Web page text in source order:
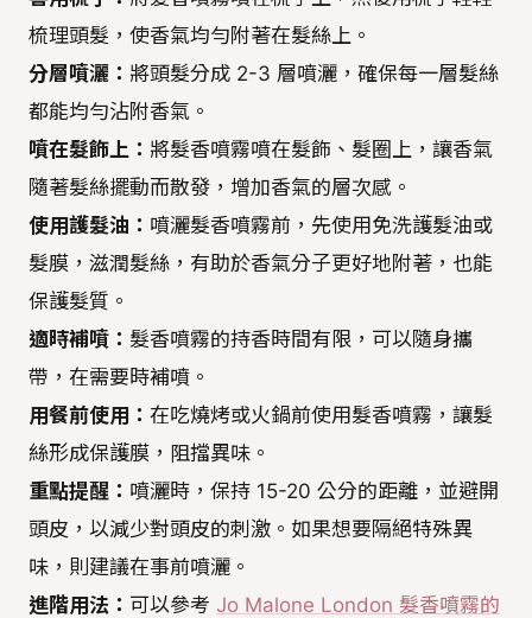
梳理頭髮，使香氣均勻附著在髮絲上。
分層噴灑： 將頭髮分成 2-3 層噴灑，確保每一層髮絲
都能均勻沾附香氣。
噴在髮飾上： 將髮香噴霧噴在髮飾、髮圈上，讓香氣
隨著髮絲擺動而散發，增加香氣的層次感。
使用護髮油： 噴灑髮香噴霧前，先使用免洗護髮油或
髮膜，滋潤髮絲，有助於香氣分子更好地附著，也能
保護髮質。
適時補噴： 髮香噴霧的持香時間有限，可以隨身攜
帶，在需要時補噴。
用餐前使用： 在吃燒烤或火鍋前使用髮香噴霧，讓髮
絲形成保護膜，阻擋異味。
重點提醒： 噴灑時，保持 15-20 公分的距離，並避開
頭皮，以減少對頭皮的刺激。如果想要隔絕特殊異
味，則建議在事前噴灑。
進階用法： 可以參考 Jo Malone London 髮香噴霧的